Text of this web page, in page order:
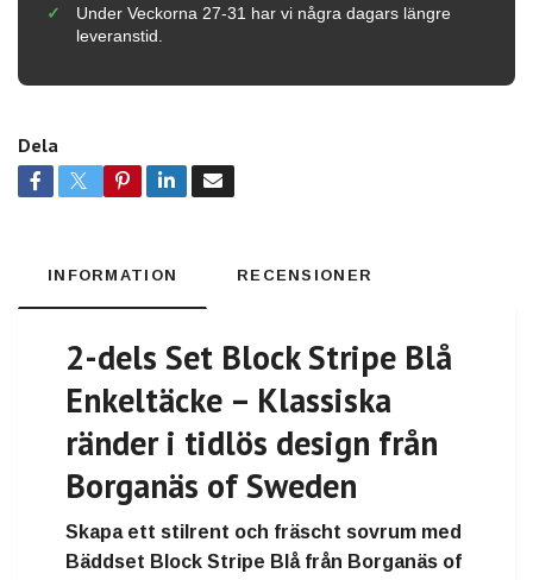
Under Veckorna 27-31 har vi några dagars längre
leveranstid.
Dela
INFORMATION RECENSIONER
2-dels Set Block Stripe Blå
Enkeltäcke – Klassiska
ränder i tidlös design från
Borganäs of Sweden
Skapa ett stilrent och fräscht sovrum med
Bäddset Block Stripe Blåfrån Borganäs of